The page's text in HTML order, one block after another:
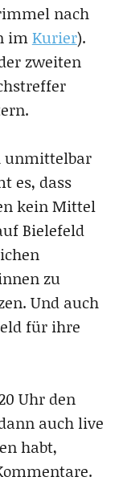
nach
imKurier).
zweiten
unmittelbar
es, dass
kein Mittel
Bielefeld
zu
Und auch
für ihre
Uhr den
auch live
habt,